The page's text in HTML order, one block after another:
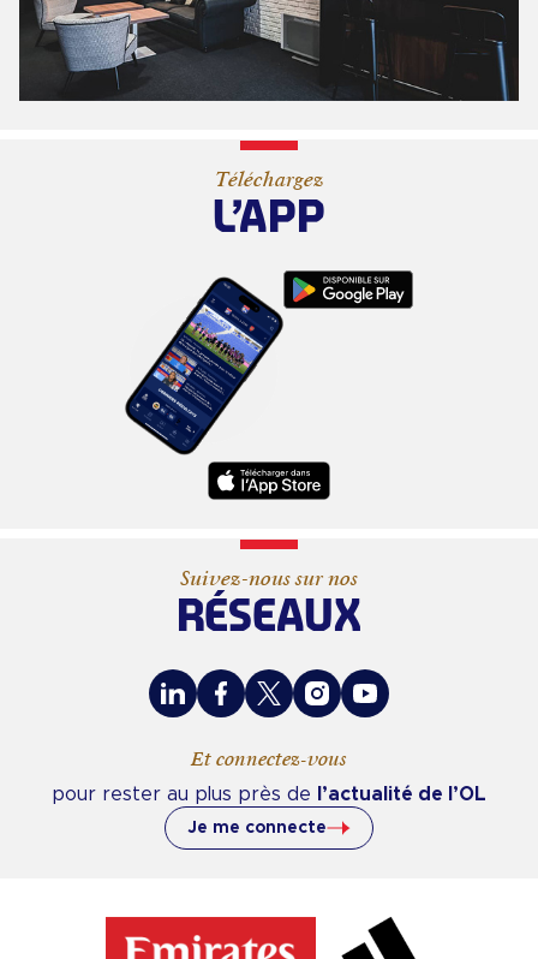
Téléchargez
L’APP
Suivez-nous sur nos
RÉSEAUX
LinkedInFacebook
X InstagramYoutube
Et connectez-vous
pour rester au plus près de l’actualité de l’OL
Je me connecte